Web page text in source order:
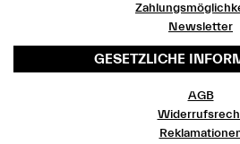
Newsletter
GESETZLICHE
AGB